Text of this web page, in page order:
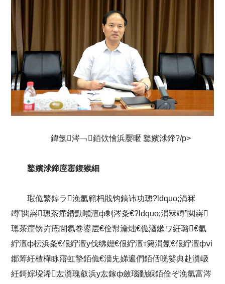
鍏氬涔﹁銆佽懀浜嬮暱 鐜嬪浗鍗?/p>
鐜嬪浗鍗庢寚鍑猴細
瑕佹繁鍏ラ浼氫範杩戝钩鎬讳功璁?ldquo;涓冧
竴”閲嶈璁茶瘽鐨勯噸澶ф剰涔夈€?ldquo;涓冧竴”閲嶈
璁茶瘽锛岃疮閫氬巻鍙层€佺幇瀹炪€佹湭鏉ワ紝璐€氫
紵澶ф枟浜夈€佷紵澶у伐绋嬨€佷紵澶т簨涓氥€佷紵澶фⅵ
鎯筹紝楂樺眿寤虹摯銆佹€濇兂娣遍們銆佸唴娑典赴瀵岋
紝鎶婃垜浠厷瀵瑰叡浜у厷鎵ф斂瑙勫緥銆佺ぞ浼氫富涔